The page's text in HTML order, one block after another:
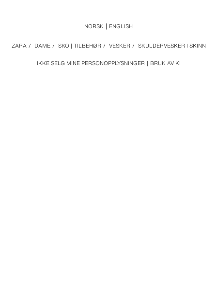
IKKE SELG MINE PERSONOPPLYSNINGER BRUK AV KI
ZARA / DAME / SKO | TILBEHØR / VESKER / SKULDERVESKER I SKINN
NORSK ENGLISH